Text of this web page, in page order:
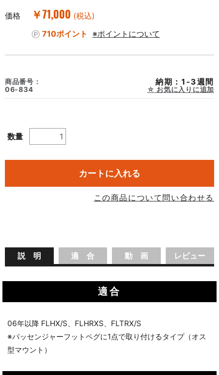
価格 ￥71,000 (税込)
710ポイント
※ポイントについて
商品番号：
06-834
納期：1-3週間
お気に入りに追加
数量
カートに入れる
この商品について問い合わせる
説 明 適 合 動 画 レビュー
適合
06年以降 FLHX/S、FLHRXS、FLTRX/S
※パッセンジャーフットペグに1点で取り付けるタイプ（オス
型マウント）